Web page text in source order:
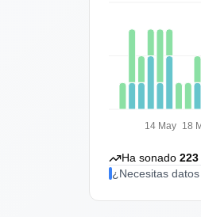
14 May 18
Ha sonado 223
¿Necesitas